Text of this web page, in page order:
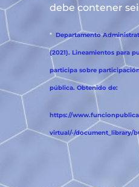
debe contener
* Departamento
(2021). Lineamientos para
participa sobre
pública. Obtenido de:
https://
virtual/-/document_library/